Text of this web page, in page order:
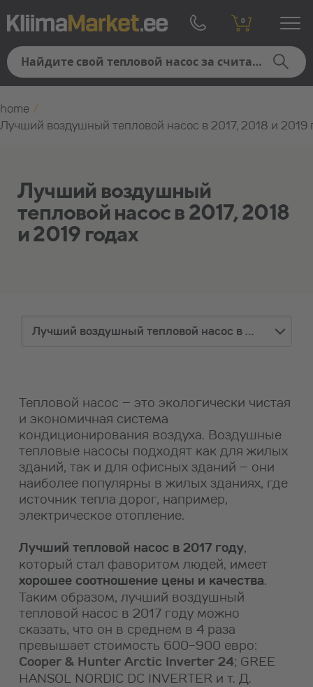
0
home /
Лучший воздушный тепловой насос в 2017, 2018 и 2019
Лучший воздушный
тепловой насос в 2017, 2018
и 2019 годах
Тепловой насос – это экологически чистая
и экономичная система
кондиционирования воздуха. Воздушные
тепловые насосы подходят как для жилых
зданий, так и для офисных зданий – они
наиболее популярны в жилых зданиях, где
источник тепла дорог, например,
электрическое отопление.
Лучший тепловой насос в 2017 году,
который стал фаворитом людей, имеет
хорошее соотношение цены и качества.
Таким образом, лучший воздушный
тепловой насос в 2017 году можно
сказать, что он в среднем в 4 раза
превышает стоимость 600-900 евро:
Cooper & Hunter Arctic Inverter 24; GREE
HANSOL NORDIC DC INVERTER и т. Д.
Лучший воздушный тепловой насос в 2017, 2018 и 2019 годах